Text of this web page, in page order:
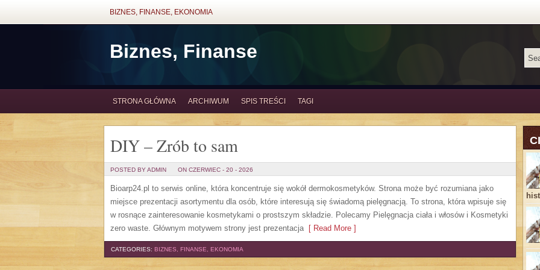
BIZNES, FINANSE, EKONOMIA
Biznes, Finanse
STRONA GŁÓWNA ARCHIWUM SPIS TREŚCI TAGI
DIY – Zrób to sam
POSTED BY ADMIN ON CZERWIEC - 20 - 2026
Bioarp24.pl to serwis online, która koncentruje się wokół dermokosmetyków. Strona może być rozumiana jako
miejsce prezentacji asortymentu dla osób, które interesują się świadomą pielęgnacją. To strona, która wpisuje się
w rosnące zainteresowanie kosmetykami o prostszym składzie. Polecamy Pielęgnacja ciała i włosów i Kosmetyki
zero waste. Głównym motywem strony jest prezentacja[ Read More ]
CATEGORIES: BIZNES, FINANSE, EKONOMIA